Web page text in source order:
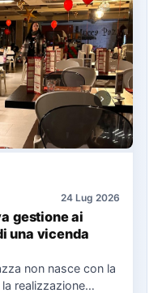
24 Lug 2026
gestione ai
una vicenda
non nasce con la
realizzazione